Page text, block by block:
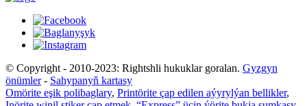
© Copyright - 2010-2023: Rightshli hukuklar goralan. Gyzgyn
önümler- Sahypanyň kartasy
Omörite eşik polibaglary, Printörite çap edilen aýyrylýan bellikler,